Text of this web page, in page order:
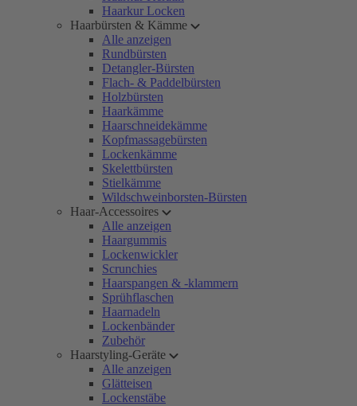
Haarkur Locken
Haarbürsten & Kämme
Alle anzeigen
Rundbürsten
Detangler-Bürsten
Flach- & Paddelbürsten
Holzbürsten
Haarkämme
Haarschneidekämme
Kopfmassagebürsten
Lockenkämme
Skelettbürsten
Stielkämme
Wildschweinborsten-Bürsten
Haar-Accessoires
Alle anzeigen
Haargummis
Lockenwickler
Scrunchies
Haarspangen & -klammern
Sprühflaschen
Haarnadeln
Lockenbänder
Zubehör
Haarstyling-Geräte
Alle anzeigen
Glätteisen
Lockenstäbe